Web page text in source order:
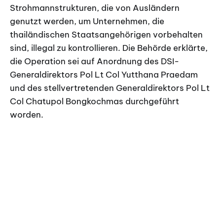
Strohmannstrukturen, die von Ausländern
genutzt werden, um Unternehmen, die
thailändischen Staatsangehörigen vorbehalten
sind, illegal zu kontrollieren. Die Behörde erklärte,
die Operation sei auf Anordnung des DSI-
Generaldirektors Pol Lt Col Yutthana Praedam
und des stellvertretenden Generaldirektors Pol Lt
Col Chatupol Bongkochmas durchgeführt
worden.